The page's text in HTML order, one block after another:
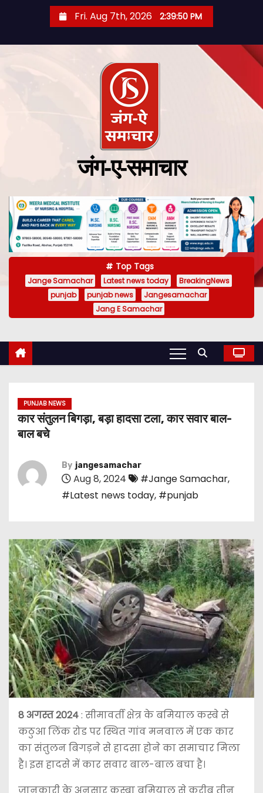
Fri. Aug 7th, 2026 2:39:51 PM
जंग-ए-समाचार
Top Tags
Jange Samachar Latest news today
BreakingNews
punjab
punjab news
Jangesamachar
Jang E Samachar
PUNJAB NEWS
कार संतुलन बिगड़ा, बड़ा हादसा टला, कार सवार बाल-
बाल बचे
By jangesamachar
Aug 8, 2024 #Jange Samachar,
#Latest news today, #punjab
8 अगस्त 2024: सीमावर्ती क्षेत्र के बमियाल कस्बे से
कठुआ लिंक रोड पर स्थित गांव मनवाल में एक कार
का संतुलन बिगड़ने से हादसा होने का समाचार मिला
है। इस हादसे में कार सवार बाल-बाल बचा है।